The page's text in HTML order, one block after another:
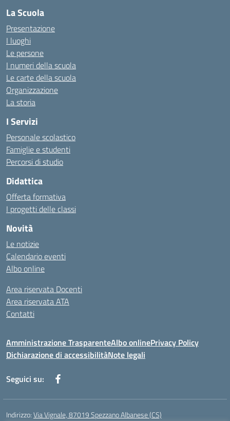
La Scuola
Presentazione
I luoghi
Le persone
I numeri della scuola
Le carte della scuola
Organizzazione
La storia
I Servizi
Personale scolastico
Famiglie e studenti
Percorsi di studio
Didattica
Offerta formativa
I progetti delle classi
Novità
Le notizie
Calendario eventi
Albo online
Area riservata Docenti
Area riservata ATA
Contatti
Amministrazione TrasparenteAlbo onlinePrivacy Policy
Dichiarazione di accessibilitàNote legali
Seguici su:
Indirizzo:Via Vignale, 87019 Spezzano Albanese (CS)